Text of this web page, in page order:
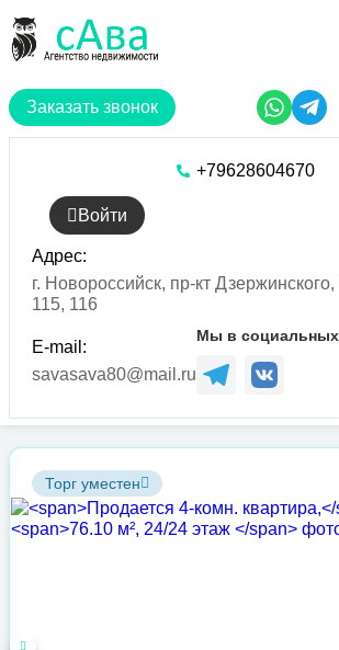
основному
Заказать звонок
+79628604670
Войти
Адрес:
г. Новороссийск, пр-кт
115, 116
E-mail:
savasava80@mail.ru
Мы в социальных
Торг уместен